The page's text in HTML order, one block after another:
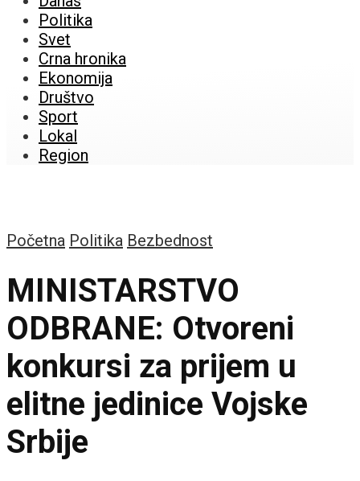
Politika
Svet
Crna hronika
Ekonomija
Društvo
Sport
Lokal
Region
Početna Politika Bezbednost
MINISTARSTVO
ODBRANE: Otvoreni
konkursi za prijem u
elitne jedinice Vojske
Srbije